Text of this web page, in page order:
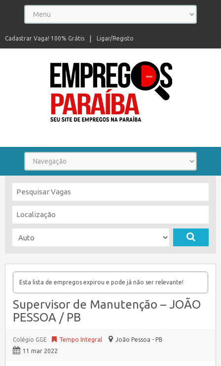
Ligar/Registo
Cadastrar Vaga! 100% Grátis
Esta lista de empregos expirou e pode já não ser relevante!
Supervisor de Manutenção – JOÃO
PESSOA / PB
Colégio GGE Tempo Integral
João Pessoa - PB
11 mar 2022